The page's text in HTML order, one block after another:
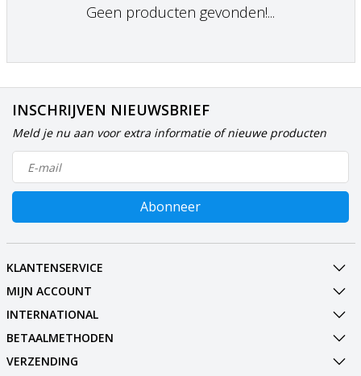
Geen producten gevonden!...
INSCHRIJVEN NIEUWSBRIEF
Meld je nu aan voor extra informatie of nieuwe producten
Abonneer
KLANTENSERVICE
MIJN ACCOUNT
INTERNATIONAL
BETAALMETHODEN
VERZENDING